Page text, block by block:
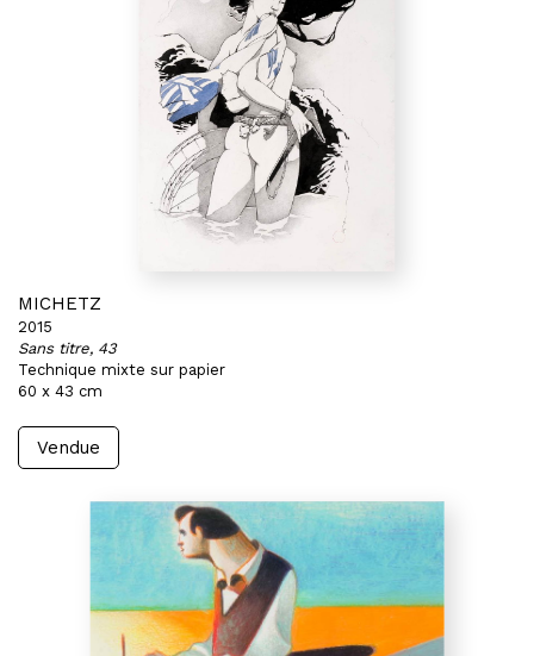
MICHETZ
2015
Sans titre, 43
Technique mixte sur papier
60 x 43 cm
Vendue